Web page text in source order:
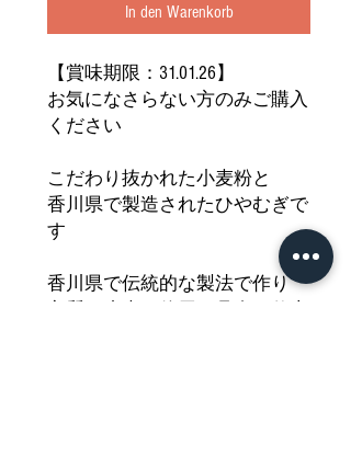
In den Warenkorb
【賞味期限：31.01.26】
お気になさらない方のみご購入
ください
こだわり抜かれた小麦粉と
香川県で製造されたひやむぎで
す
香川県で伝統的な製法で作り